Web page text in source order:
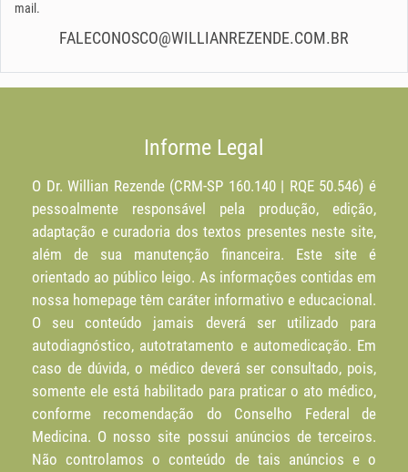
mail.
FALECONOSCO@WILLIANREZENDE.COM.BR
Informe Legal
O Dr. Willian Rezende (CRM-SP 160.140 | RQE 50.546) é
pessoalmente responsável pela produção, edição,
adaptação e curadoria dos textos presentes neste site,
além de sua manutenção financeira. Este site é
orientado ao público leigo. As informações contidas em
nossa homepage têm caráter informativo e educacional.
O seu conteúdo jamais deverá ser utilizado para
autodiagnóstico, autotratamento e automedicação. Em
caso de dúvida, o médico deverá ser consultado, pois,
somente ele está habilitado para praticar o ato médico,
conforme recomendação do Conselho Federal de
Medicina. O nosso site possui anúncios de terceiros.
Não controlamos o conteúdo de tais anúncios e o